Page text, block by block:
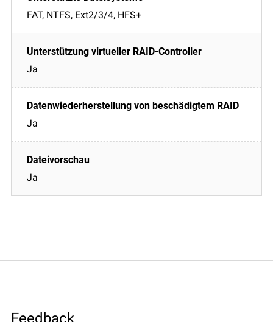
FAT, NTFS, Ext2/3/4, HFS+
Ja
Ja
Ja
Feedback